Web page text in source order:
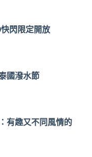
閃限定開放
國潑水節
有趣又不同風情的